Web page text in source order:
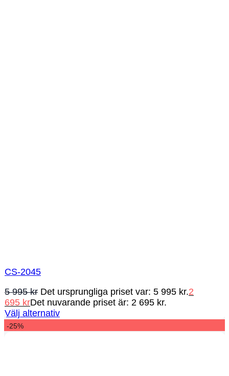
CS-2045
5 995kr Det ursprungliga priset var: 5 995 kr.2
695 krDet nuvarande priset är: 2 695 kr.
Välj alternativ
-25%